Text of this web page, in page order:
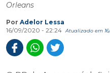
Orleans
Por Adelor Lessa
16/09/2020 - 22:24
Atualizado em 16/